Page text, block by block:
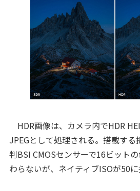
HDR画像は、カメラ内でHDR
JPEGとして処理される。搭載す
判BSI CMOSセンサーで16ビット
わらないが、ネイティブISOが50に